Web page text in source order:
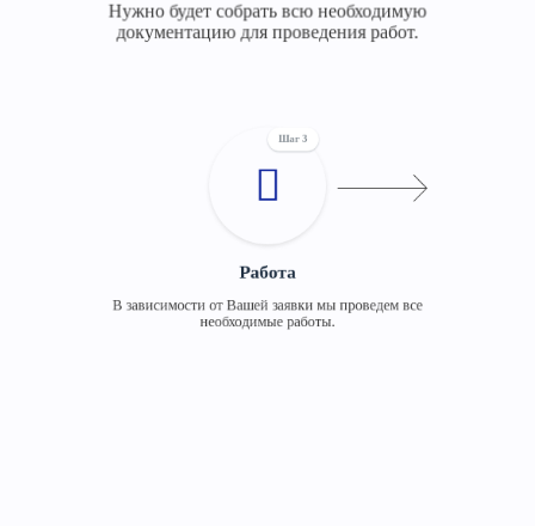
Нужно будет собрать всю необходимую
документацию для проведения работ.
Работа
В зависимости от Вашей заявки мы проведем все